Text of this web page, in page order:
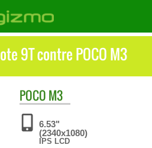
9T contre POCO M3
POCO M3
6.53"
(2340x1080)
IPS LCD